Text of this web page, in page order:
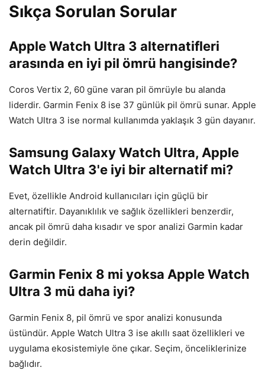
Sıkça Sorulan Sorular
Apple Watch Ultra 3 alternatifleri
arasında en iyi pil ömrü hangisinde?
Coros Vertix 2, 60 güne varan pil ömrüyle bu alanda
liderdir. Garmin Fenix 8 ise 37 günlük pil ömrü sunar. Apple
Watch Ultra 3 ise normal kullanımda yaklaşık 3 gün dayanır.
Samsung Galaxy Watch Ultra, Apple
Watch Ultra 3'e iyi bir alternatif mi?
Evet, özellikle Android kullanıcıları için güçlü bir
alternatiftir. Dayanıklılık ve sağlık özellikleri benzerdir,
ancak pil ömrü daha kısadır ve spor analizi Garmin kadar
derin değildir.
Garmin Fenix 8 mi yoksa Apple Watch
Ultra 3 mü daha iyi?
Garmin Fenix 8, pil ömrü ve spor analizi konusunda
üstündür. Apple Watch Ultra 3 ise akıllı saat özellikleri ve
uygulama ekosistemiyle öne çıkar. Seçim, önceliklerinize
bağlıdır.